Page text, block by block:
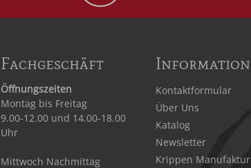
Fachgeschäft
Öffnungszeiten
Montag bis Freitag
9.00-12.00 und 14.00-18.00
Uhr
Mittwoch Nachmittag
Information
Kontaktformular
Über Uns
Katalog
Newsletter
Krippen Manufaktur